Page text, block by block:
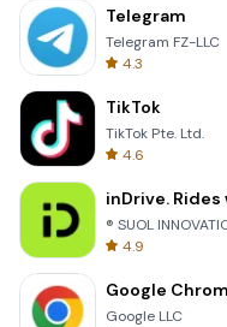
Telegram
Telegram FZ-LLC
4.3
TikTok
TikTok Pte. Ltd.
4.6
inDrive.
® SUOL
4.9
Google
Google LLC